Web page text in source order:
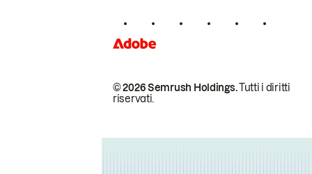
© 2026 Semrush Holdings.Tutti i diritti
riservati.